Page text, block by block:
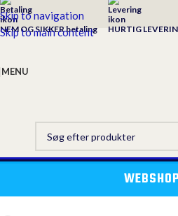
Skip to navigation
Skip to main content
NEM OG SIKKER betaling HURTIG
MENU
WEBSHOP